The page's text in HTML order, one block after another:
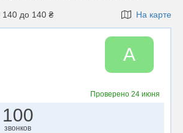
до 140 ₴ На карте
А
Проверено 24 июня
100
звонков